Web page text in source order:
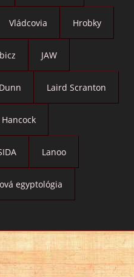
Vládcovia Hrobky
JAW
Laird Scranton
Lanoo
egyptológia